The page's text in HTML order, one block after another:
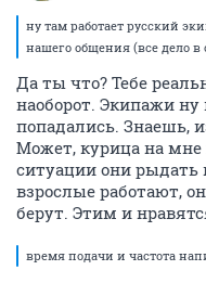
ну там работает русский
нашего общения (все дело
Да ты что? Тебе
наоборот. Экипажи
попадались. Знаешь,
Может, курица на мне
ситуации они рыдать
взрослые работают,
берут. Этим и
время подачи и частота